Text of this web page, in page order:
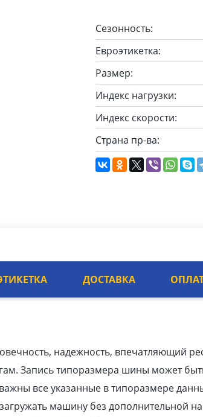
Сезонность:
Евроэтикетка:
Размер:
Индекс нагрузки:
Индекс скорости:
Страна пр-ва:
ДОСТАВКА
надежность, впечатляющий
Запись типоразмера шины может
все указанные в типоразмере
машину без дополнительной